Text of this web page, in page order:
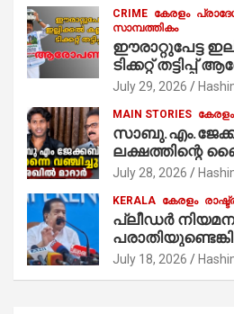
CRIME കേരളം
സാമ്പത്തികം
ഈരാറ്റുപേട്ട
ടിക്കറ്റ്
July 29, 2026
MAIN STORIES കേരളം
ലക്ഷത്തിന്റെ
തൃക്കാക്കരയില്‍
മാത്രമാണ്
സാബുവിന്റേത്
നേട്ടത്തിനുള്ള
ഫോണ്‍
July 28, 2026
KERALA കേരളം
പ്ലീഡർ നിയമന
രമേശ്
July 18, 2026